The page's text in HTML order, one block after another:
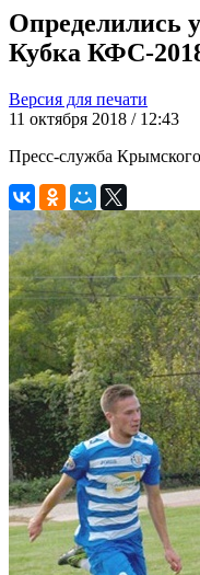
Определились
Кубка КФС-
Версия для печати
11 октября 2018 / 12:43
Пресс-служба